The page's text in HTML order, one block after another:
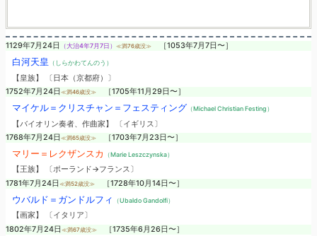
1129年7月24日 （大治4年7月7日） ≪満76歳没≫ ［1053年7月7日〜］
白河天皇 （しらかわてんのう）
【皇族】 〔日本（京都府）〕
1752年7月24日 ≪満46歳没≫ ［1705年11月29日〜］
マイケル＝クリスチャン＝フェスティング （Michael Christian Festing）
【バイオリン奏者、作曲家】 〔イギリス〕
1768年7月24日 ≪満65歳没≫ ［1703年7月23日〜］
マリー＝レクザンスカ （Marie Leszczynska）
【王族】 〔ポーランド→フランス〕
1781年7月24日 ≪満52歳没≫ ［1728年10月14日〜］
ウバルド＝ガンドルフィ （Ubaldo Gandolfi）
【画家】 〔イタリア〕
1802年7月24日 ≪満67歳没≫ ［1735年6月26日〜］